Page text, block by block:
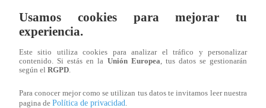
Respecto a Irán, la Embajada del Perú en Türkiye
se han desplazado hacia zonas más alejadas para
preparada para emitir documentos de viaje de
familiares. Según el comunicado oficial, recibió auxilio
Usamos cookies para mejorar tu
experiencia.
Este sitio utiliza cookies para analizar el tráfico y personalizar
contenido. Si estás en la Unión Europea , tus datos se gestionarán
según el RGPD
Para conocer mejor como se utilizan tus datos te invitamos leer nuestra
pagina de Política de privacidad